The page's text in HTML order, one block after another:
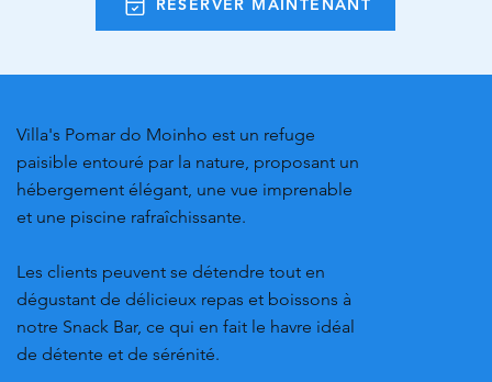
RÉSERVER MAINTENANT
Villa's Pomar do Moinho est un refuge
paisible entouré par la nature, proposant un
hébergement élégant, une vue imprenable
et une piscine rafraîchissante.
Les clients peuvent se détendre tout en
dégustant de délicieux repas et boissons à
notre Snack Bar, ce qui en fait le havre idéal
de détente et de sérénité.